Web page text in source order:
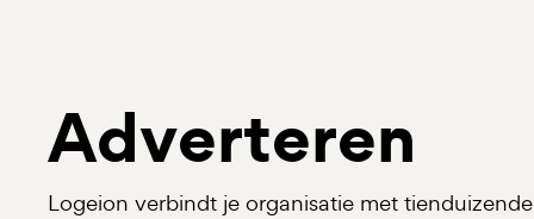
Adverteren
Logeion verbindt je organisatie met